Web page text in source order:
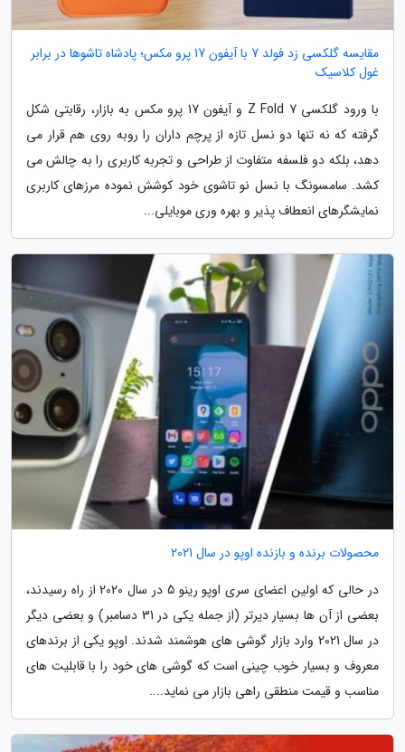
مقایسه گلکسی زد فولد 7 با آیفون 17 پرو مکس؛ پادشاه تاشوها در برابر
غول کلاسیک
با ورود گلکسی Z Fold 7 و آیفون 17 پرو مکس به بازار، رقابتی شکل
گرفته که نه تنها دو نسل تازه از پرچم داران را روبه روی هم قرار می
دهد، بلکه دو فلسفه متفاوت از طراحی و تجربه کاربری را به چالش می
کشد. سامسونگ با نسل نو تاشوی خود کوشش نموده مرزهای کاربری
نمایشگرهای انعطاف پذیر و بهره وری موبایلی...
محصولات برنده و بازنده اوپو در سال 2021
در حالی که اولین اعضای سری اوپو رینو 5 در سال 2020 از راه رسیدند،
بعضی از آن ها بسیار دیرتر (از جمله یکی در 31 دسامبر) و بعضی دیگر
در سال 2021 وارد بازار گوشی های هوشمند شدند. اوپو یکی از برندهای
معروف و بسیار خوب چینی است که گوشی های خود را با قابلیت های
مناسب و قیمت منطقی راهی بازار می نماید....